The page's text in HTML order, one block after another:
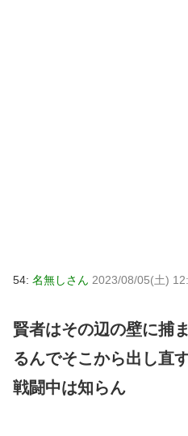
54: 名無しさん 2023/08/05(土)
賢者はその辺の壁に捕
るんでそこから出し直
戦闘中は知らん